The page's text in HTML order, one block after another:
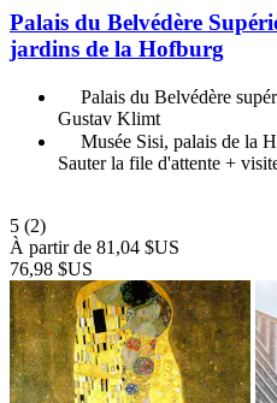
Palais du Belvédère
jardins de la Hofburg
Palais du Belvédère
Gustav Klimt
Musée Sisi, palais de la
Sauter la file d'attente +
5 (2)
À partir de 81,04 $US
76,98 $US